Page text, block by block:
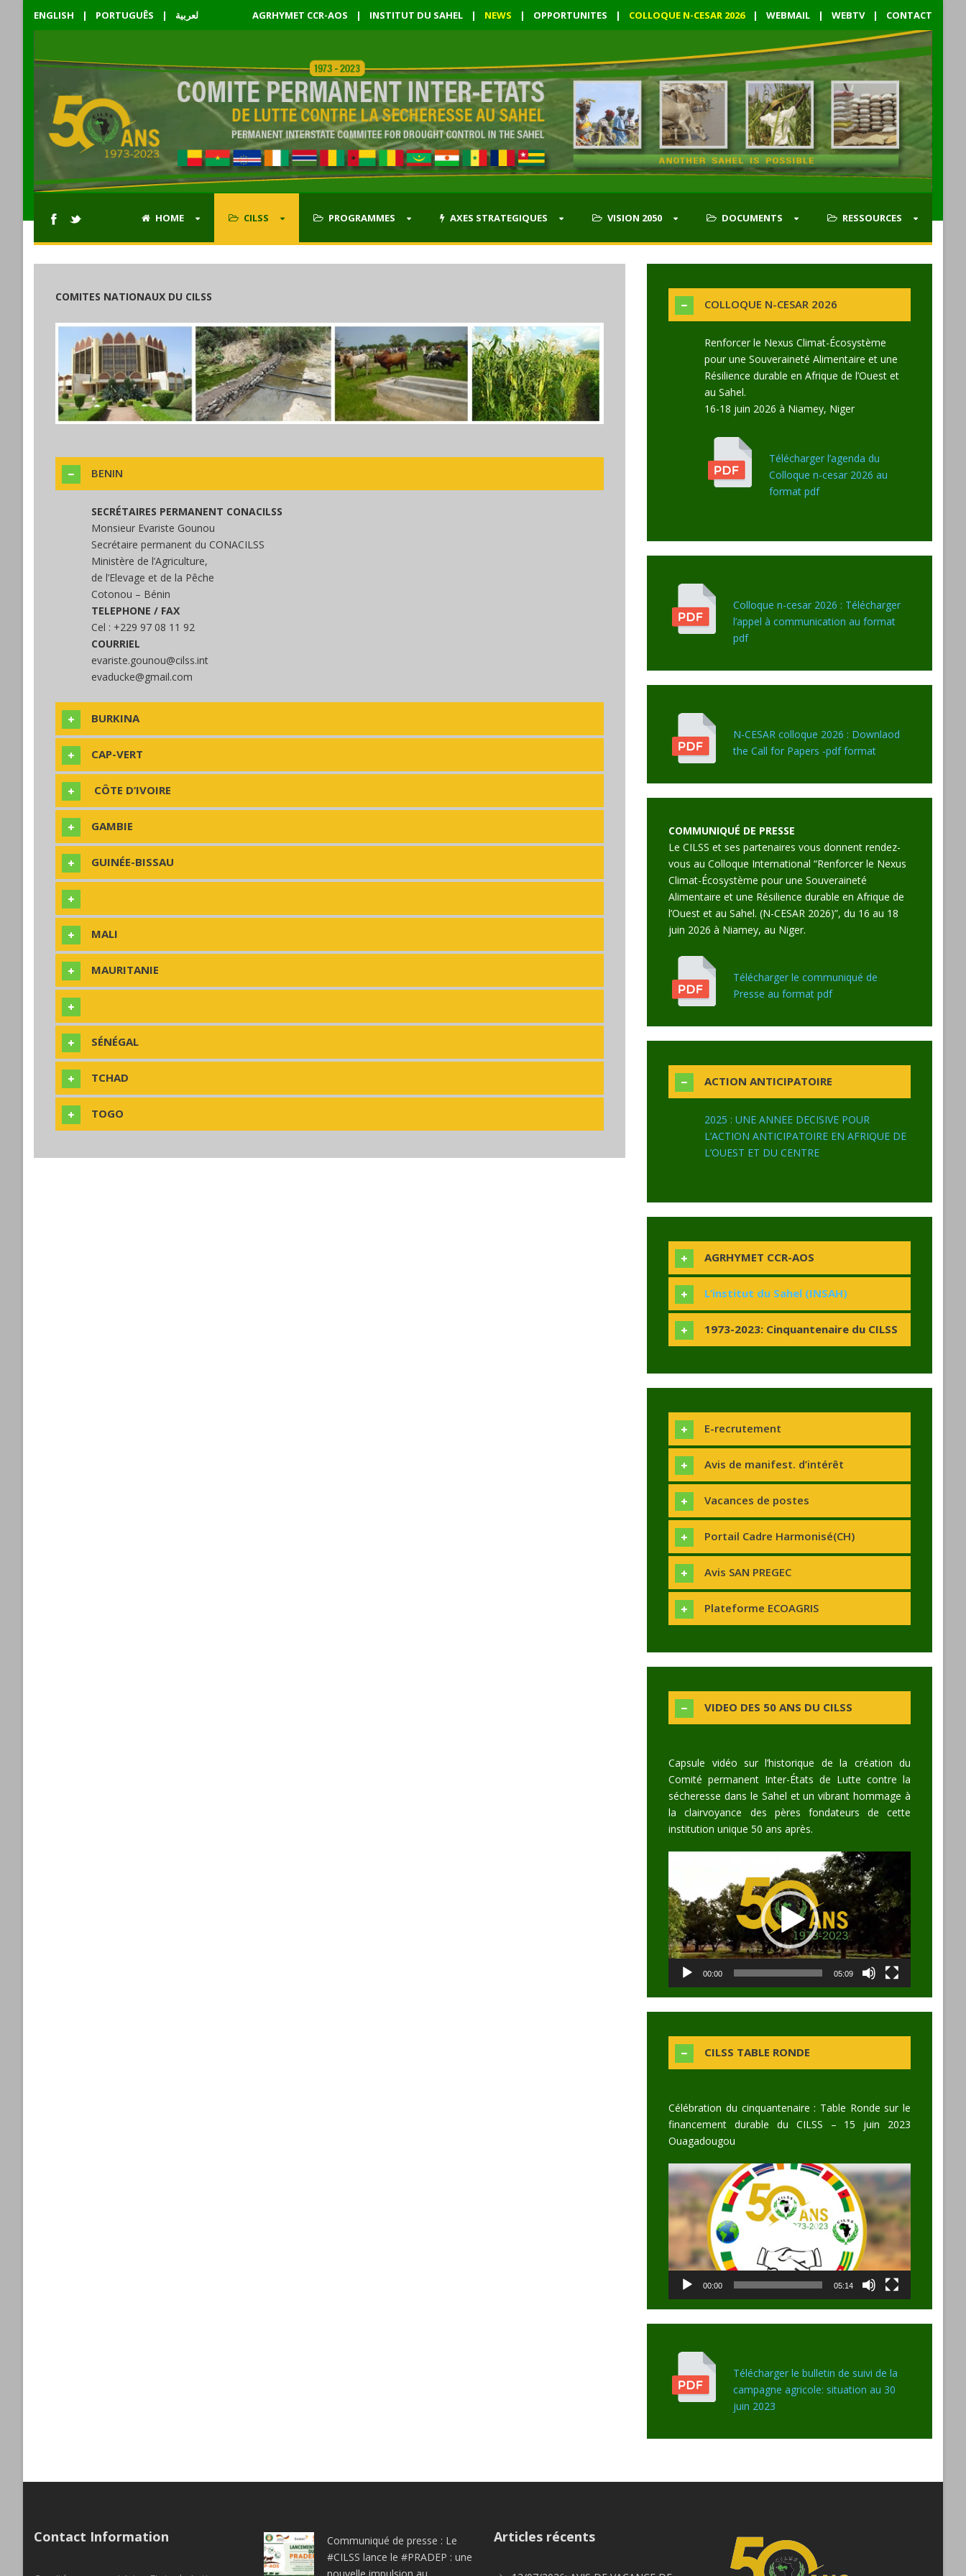
ENGLISH | PORTUGUÊS | لعربية AGRHYMET CCR-AOS | INSTITUT DU SAHEL | NEWS | OPPORTUNITES | COLLOQUE N-CESAR 2026 | WEBMAIL | WEBTV | CONTACT
HOME CILSS PROGRAMMES AXES STRATEGIQUES VISION 2050 DOCUMENTS RESSOURCES
COMITES NATIONAUX DU CILSS
BENIN
SECRÉTAIRES PERMANENT CONACILSS
Monsieur Evariste Gounou
Secrétaire permanent du CONACILSS
Ministère de l’Agriculture,
de l’Elevage et de la Pêche
Cotonou – Bénin
TELEPHONE / FAX
Cel : +229 97 08 11 92
COURRIEL
evariste.gounou@cilss.int
evaducke@gmail.com
BURKINA
CAP-VERT
CÔTE D’IVOIRE
GAMBIE
GUINÉE-BISSAU
MALI
MAURITANIE
SÉNÉGAL
TCHAD
TOGO
COLLOQUE N-CESAR 2026
Renforcer le Nexus Climat-Écosystème
pour une Souveraineté Alimentaire et une
Résilience durable en Afrique de l’Ouest et
au Sahel.
16-18 juin 2026 à Niamey, Niger
Télécharger l’agenda du
Colloque n-cesar 2026 au
format pdf
Colloque n-cesar 2026 : Télécharger
l’appel à communication au format
pdf
N-CESAR colloque 2026 : Downlaod
the Call for Papers -pdf format
COMMUNIQUÉ DE PRESSE
Le CILSS et ses partenaires vous donnent rendez-
vous au Colloque International “Renforcer le Nexus
Climat-Écosystème pour une Souveraineté
Alimentaire et une Résilience durable en Afrique de
l’Ouest et au Sahel. (N-CESAR 2026)”, du 16 au 18
juin 2026 à Niamey, au Niger.
Télécharger le communiqué de
Presse au format pdf
ACTION ANTICIPATOIRE
2025 : UNE ANNEE DECISIVE POUR
L’ACTION ANTICIPATOIRE EN AFRIQUE DE
L’OUEST ET DU CENTRE
AGRHYMET CCR-AOS
L’institut du Sahel (INSAH)
1973-2023: Cinquantenaire du CILSS
E-recrutement
Avis de manifest. d’intérêt
Vacances de postes
Portail Cadre Harmonisé(CH)
Avis SAN PREGEC
Plateforme ECOAGRIS
VIDEO DES 50 ANS DU CILSS
Capsule vidéo sur l’historique de la création du
Comité permanent Inter-États de Lutte contre la
sécheresse dans le Sahel et un vibrant hommage à
la clairvoyance des pères fondateurs de cette
institution unique 50 ans après.
00:00 05:09
CILSS TABLE RONDE
Célébration du cinquantenaire : Table Ronde sur le
financement durable du CILSS – 15 juin 2023
Ouagadougou
Video
Player
00:00 05:14
Télécharger le bulletin de suivi de la
campagne agricole: situation au 30
juin 2023
Contact Information
Communiqué de presse : Le
#CILSS lance le #PRADEP : une
Articles récents